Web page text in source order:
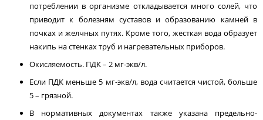
потреблении в организме откладывается много солей, что
приводит к болезням суставов и образованию камней в
почках и желчных путях. Кроме того, жесткая вода образует
накипь на стенках труб и нагревательных приборов.
Окисляемость. ПДК – 2 мг-экв/л.
Если ПДК меньше 5 мг-экв/л, вода считается чистой, больше
5 – грязной.
В нормативных документах также указана предельно-